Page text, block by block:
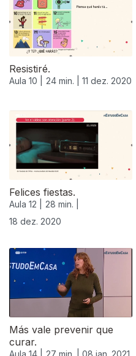
Resistiré.
Aula 10 | 24 min. | 11 dez. 2020
Felices fiestas.
Aula 12 |
28 min. |
18 dez. 2020
Más vale prevenir que
curar.
Aula 14 | 27 min. | 08 jan. 2021